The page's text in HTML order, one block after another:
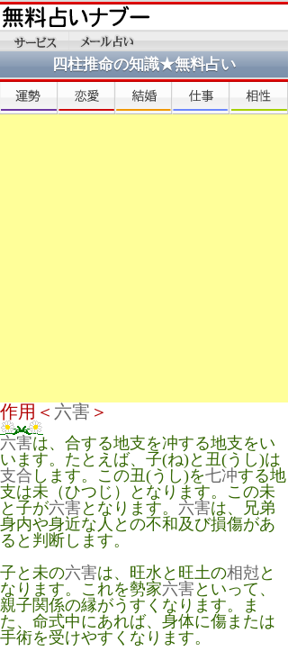
四柱推命の知識★無料占い
作用＜ 六害 ＞
六害は、合する地支を冲する地支をい
います。たとえば、子(ね)と丑(うし)は
支合 します。この丑(うし)を七冲する地
支は未（ひつじ）となります。この未
と子が六害 となります。 六害は、兄弟
身内や身近な人との不和及び損傷があ
ると判断します。
子と未の六害は、旺水と旺土の相尅と
なります。これを勢家六害 といって、
親子関係の縁がうすくなります。ま
た、命式中にあれば、身体に傷または
手術を受けやすくなります。